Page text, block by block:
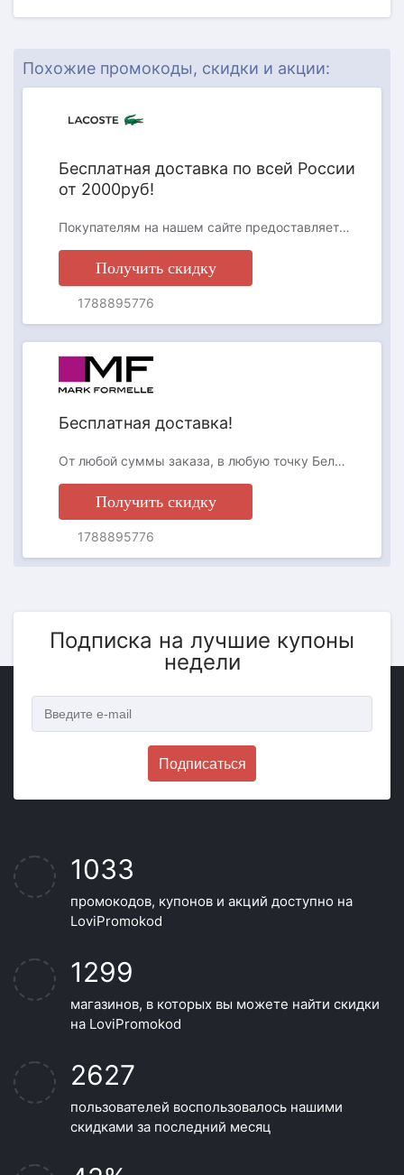
Похожие промокоды, скидки и акции:
АКЦИЯ
Бесплатная доставка по всей России
от 2000руб!
Покупателям на нашем сайте предоставляется на выбор два способа доставки: доставка курьерской службой по указанному адресу (DPD) и постаматы PickPoint. Заказы на сумму менее 2000 руб. доставляются только в постаматы PickPoint, курьерская доставка «до двери» для таких заказов не действует.
Получить скидку
1788895776
АКЦИЯ
Бесплатная доставка!
От любой суммы заказа, в любую точку Беларуси!
Получить скидку
1788895776
Подписка на лучшие купоны
недели
Подписаться
1033
промокодов, купонов и акций доступно на
LoviPromokod
1299
магазинов, в которых вы можете найти скидки
на LoviPromokod
2627
пользователей воспользовалось нашими
скидками за последний месяц